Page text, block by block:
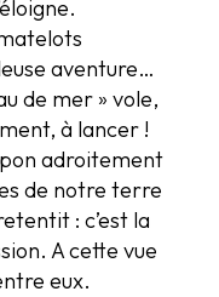
aventure…
de mer » vole,
à lancer !
adroitement
de notre terre
: c’est la
A cette vue
eux.